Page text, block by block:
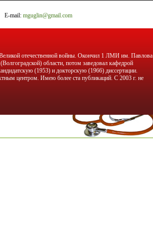
E-mail: mguglin@gmail.com
отечественной войны. Окончил 1 ЛМИ им. Павлова
области, потом заведовал кафедрой
(1953) и докторскую (1966) диссертации.
центром. Имею более ста публикаций. С 2003 г. не